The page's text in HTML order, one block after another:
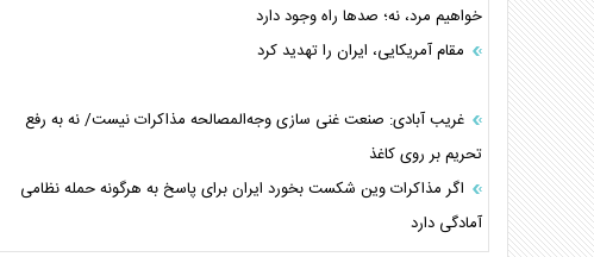
خواهیم مرد، نه؛ صد‌ها راه وجود دارد
مقام آمریکایی، ایران را تهدید کرد
غریب آبادی: صنعت غنی سازی وجه‌المصالحه مذاکرات نیست/ نه به رفع
تحریم بر روی کاغذ
اگر مذاکرات وین شکست بخورد ایران برای پاسخ به هرگونه حمله نظامی
آمادگی دارد